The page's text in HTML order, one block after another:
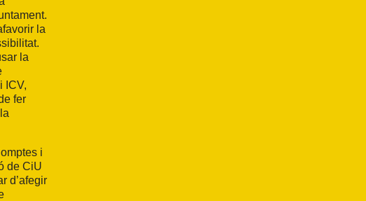
la
la
ICV,
fer
i
de CiU
d’afegir